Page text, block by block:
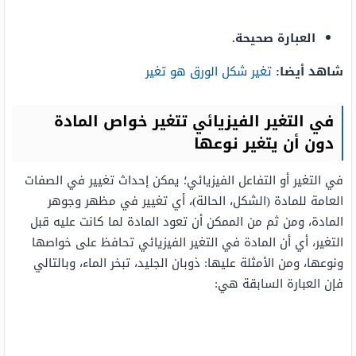
العبارة صحيحة.
شاهد أيضا: تغير شكل الورق هو تغير
في التغير الفيزيائي تتغير خواص المادة
دون أن يتغير نوعها
في التغير أو التفاعل الفيزيائي؛ يمكن إحداث تغيير في الصفات
العامة للمادة (الشكل، الحالة)، أي تغيير في مظهر وجوهر
المادة، ومن ثم من الممكن أن تعود المادة لما كانت عليه قبل
التغير، أي أن المادة في التغير الفيزيائي تحافظ على خواصها
ونوعها، ومن الأمثلة عليها: ذوبان الجليد، تبخر الماء، وبالتالي
فإن العبارة السابقة هي: